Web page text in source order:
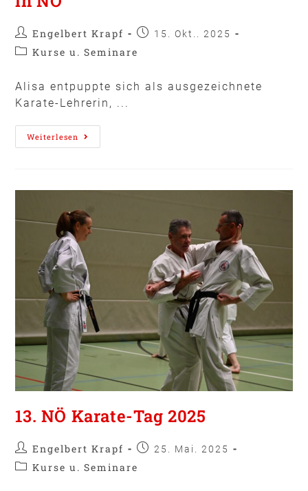
Engelbert Krapf 15. Okt.. 2025
Kurse u. Seminare
Alisa entpuppte sich als ausgezeichnete
Karate-Lehrerin, ...
Weiterlesen
13. NÖ Karate-Tag 2025
Engelbert Krapf 25. Mai. 2025
Kurse u. Seminare